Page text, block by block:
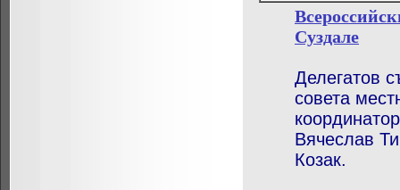
Суздале
Делегатов
совета
Вячеслав
Козак.